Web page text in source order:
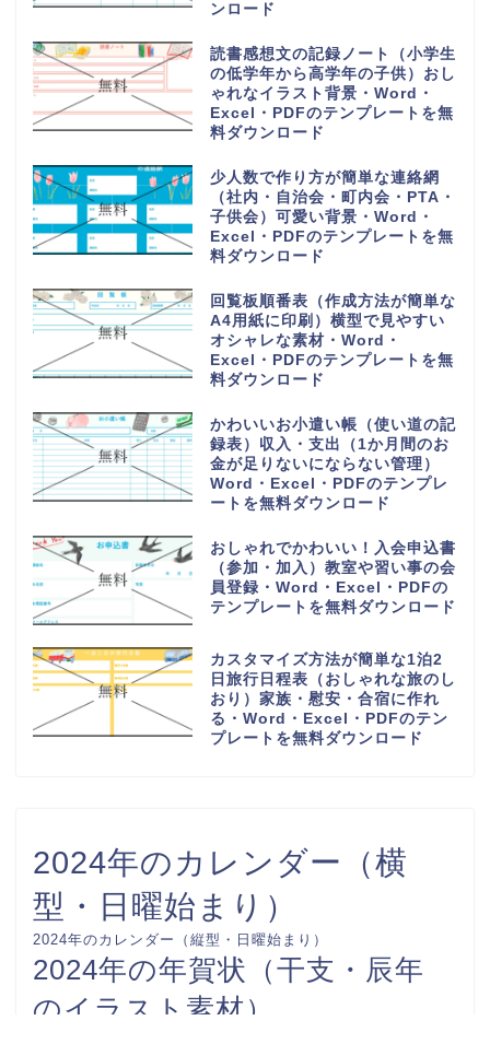
ンロード
読書感想文の記録ノート（小学生
の低学年から高学年の子供）おし
ゃれなイラスト背景・Word・
Excel・PDFのテンプレートを無
料ダウンロード
少人数で作り方が簡単な連絡網
（社内・自治会・町内会・PTA・
子供会）可愛い背景・Word・
Excel・PDFのテンプレートを無
料ダウンロード
回覧板順番表（作成方法が簡単な
A4用紙に印刷）横型で見やすい
オシャレな素材・Word・
Excel・PDFのテンプレートを無
料ダウンロード
かわいいお小遣い帳（使い道の記
録表）収入・支出（1か月間のお
金が足りないにならない管理）
Word・Excel・PDFのテンプレ
ートを無料ダウンロード
おしゃれでかわいい！入会申込書
（参加・加入）教室や習い事の会
員登録・Word・Excel・PDFの
テンプレートを無料ダウンロード
カスタマイズ方法が簡単な1泊2
日旅行日程表（おしゃれな旅のし
おり）家族・慰安・合宿に作れ
る・Word・Excel・PDFのテン
プレートを無料ダウンロード
2024年のカレンダー（横
型・日曜始まり）
2024年のカレンダー（縦型・日曜始まり）
2024年の年賀状（干支・辰年
のイラスト素材）